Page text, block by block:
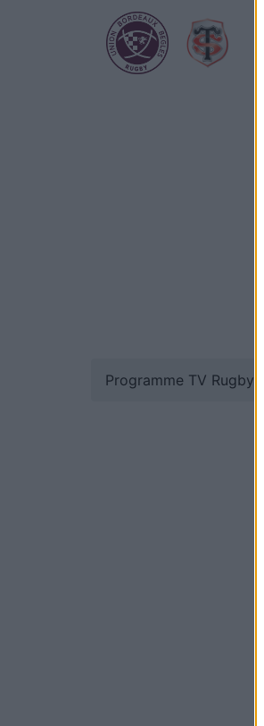
Programme TV Rugby